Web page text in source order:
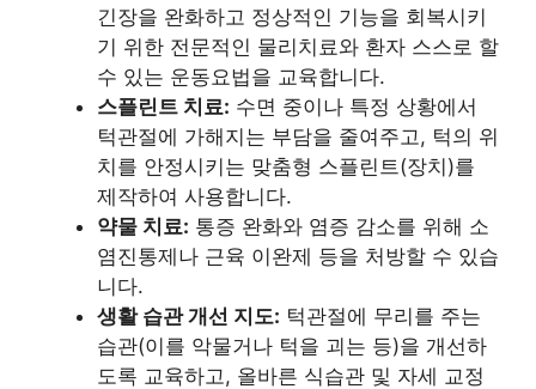
긴장을 완화하고 정상적인 기능을 회복시키
기 위한 전문적인 물리치료와 환자 스스로 할
수 있는 운동요법을 교육합니다.
스플린트 치료: 수면 중이나 특정 상황에서
턱관절에 가해지는 부담을 줄여주고, 턱의 위
치를 안정시키는 맞춤형 스플린트(장치)를
제작하여 사용합니다.
약물 치료: 통증 완화와 염증 감소를 위해 소
염진통제나 근육 이완제 등을 처방할 수 있습
니다.
생활 습관 개선 지도: 턱관절에 무리를 주는
습관(이를 악물거나 턱을 괴는 등)을 개선하
도록 교육하고, 올바른 식습관 및 자세 교정